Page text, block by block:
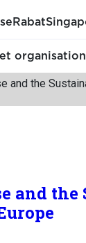
Rabat
and the
and